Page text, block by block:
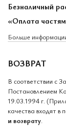
Безналичный
«Оплата
Больше
ВОЗВРАТ
В соответствии с
Постановлением
19.03.1994 г.
качества входят в
и возврату.